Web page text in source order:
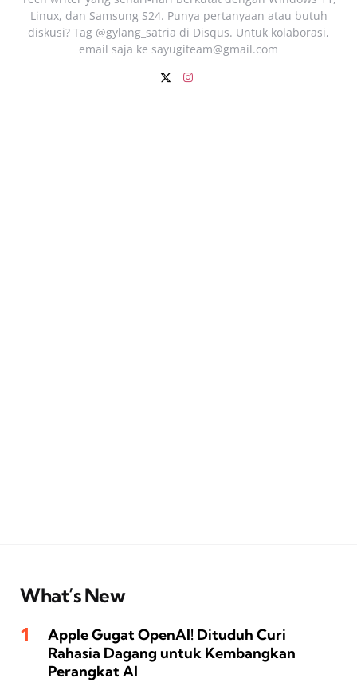
Linux, dan Samsung S24. Punya pertanyaan atau butuh
diskusi? Tag @gylang_satria di Disqus. Untuk kolaborasi,
email saja ke sayugiteam@gmail.com
What’s New
Apple Gugat OpenAI! Dituduh Curi
Rahasia Dagang untuk Kembangkan
Perangkat AI